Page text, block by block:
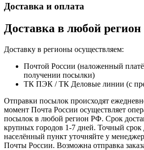
Доставка и оплата
Доставка в любой
Доставку в регионы осуществляем:
Почтой России (наложенный
получении посылки)
ТК ПЭК / ТК Деловые линии (с
Отправки посылок происходят
момент Почта России осуществляет
посылок в любой регион РФ. Срок
крупных городов 1-7 дней. Точный
населённый пункт уточняйте у
Почты России. Возможна отправка